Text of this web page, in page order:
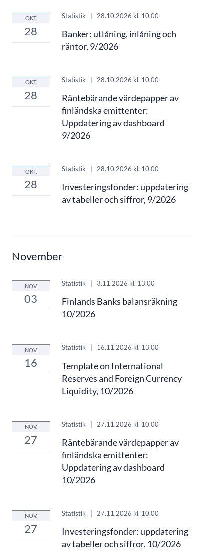
OKT.
28
Statistik 28.10.2026 kl. 10.00
Banker: utlåning, inlåning och
räntor, 9/2026
OKT.
28
Statistik 28.10.2026 kl. 10.00
Räntebärande värdepapper av
finländska emittenter:
Uppdatering av dashboard
9/2026
OKT.
28
Statistik 28.10.2026 kl. 10.00
Investeringsfonder: uppdatering
av tabeller och siffror, 9/2026
November
NOV.
03
Statistik 3.11.2026 kl. 13.00
Finlands Banks balansräkning
10/2026
NOV.
16
Statistik 16.11.2026 kl. 13.00
Template on International
Reserves and Foreign Currency
Liquidity, 10/2026
NOV.
27
Statistik | 27.11.2026 kl. 10.00
Räntebärande värdepapper av
finländska emittenter:
Uppdatering av dashboard
10/2026
NOV.
27
Statistik 27.11.2026 kl. 10.00
Investeringsfonder: uppdatering
av tabeller och siffror, 10/2026